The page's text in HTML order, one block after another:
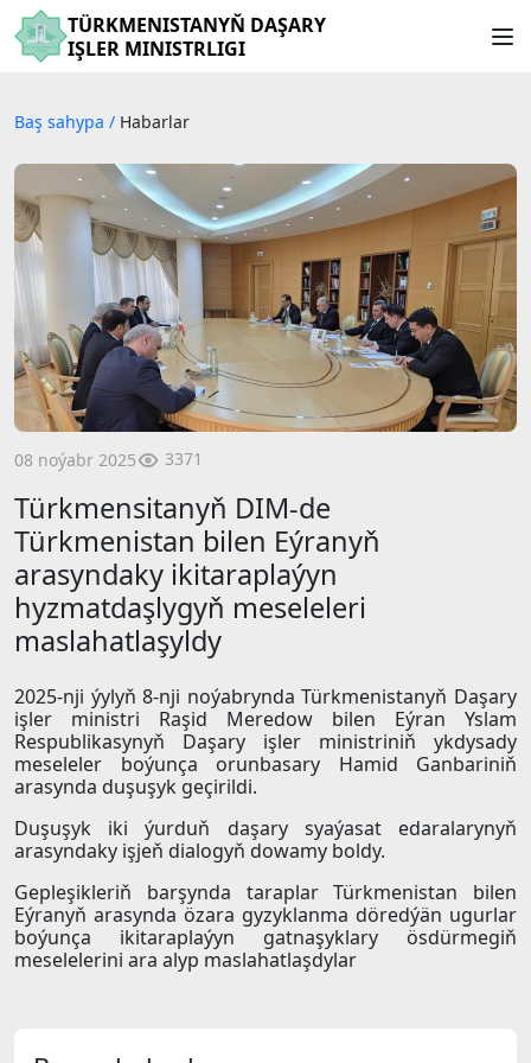
TÜRKMENISTANYŇ DAŞARY
IŞLER MINISTRLIGI
Baş sahypa / Habarlar
08 noýabr 2025 3371
Türkmensitanyň DIM-de
Türkmenistan bilen Eýranyň
arasyndaky ikitaraplaýyn
hyzmatdaşlygyň meseleleri
maslahatlaşyldy
2025-nji ýylyň 8-nji noýabrynda Türkmenistanyň Daşary
işler ministri Raşid Meredow bilen Eýran Yslam
Respublikasynyň Daşary işler ministriniň ykdysady
meseleler boýunça orunbasary Hamid Ganbariniň
arasynda duşuşyk geçirildi.
Duşuşyk iki ýurduň daşary syaýasat edaralarynyň
arasyndaky işjeň dialogyň dowamy boldy.
Gepleşikleriň barşynda taraplar Türkmenistan bilen
Eýranyň arasynda özara gyzyklanma döredýän ugurlar
boýunça ikitaraplaýyn gatnaşyklary ösdürmegiň
meselelerini ara alyp maslahatlaşdylar